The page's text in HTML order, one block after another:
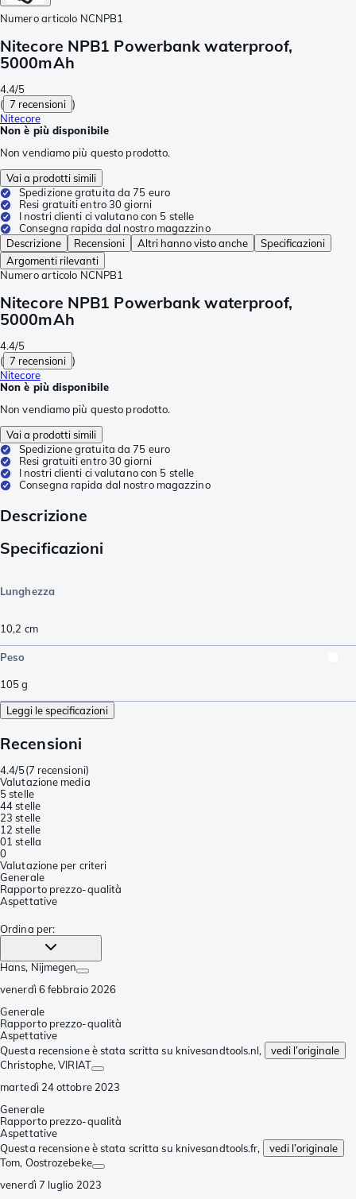
Numero articolo NCNPB1
Nitecore NPB1 Powerbank waterproof,
5000mAh
4.4/5
( 7 recensioni )
Nitecore
Non è più disponibile
Non vendiamo più questo prodotto.
Vai a prodotti simili
Spedizione gratuita da 75 euro
Resi gratuiti entro 30 giorni
I nostri clienti ci valutano con 5 stelle
Consegna rapida dal nostro magazzino
Descrizione
Recensioni Altri hanno visto anche
Specificazioni
Argomenti rilevanti
Numero articolo NCNPB1
Nitecore NPB1 Powerbank waterproof,
5000mAh
4.4/5
( 7 recensioni )
Nitecore
Non è più disponibile
Non vendiamo più questo prodotto.
Vai a prodotti simili
Spedizione gratuita da 75 euro
Resi gratuiti entro 30 giorni
I nostri clienti ci valutano con 5 stelle
Consegna rapida dal nostro magazzino
Descrizione
Specificazioni
Lunghezza
10,2 cm
Peso
105g
Leggi le specificazioni
Recensioni
4.4/5(7 recensioni)
Valutazione media
5 stelle
44 stelle
23 stelle
1 2 stelle
01 stella
0
Valutazione per criteri
Generale
Rapporto prezzo-qualità
Aspettative
Ordina per:
Hans, Nijmegen
venerdì 6 febbraio 2026
Generale
Rapporto prezzo-qualità
Aspettative
Questa recensione è stata scritta su knivesandtools.nl,
vedi l’originale
Christophe, VIRIAT
martedì 24 ottobre 2023
Generale
Rapporto prezzo-qualità
Aspettative
Questa recensione è stata scritta su knivesandtools.fr,
vedi l’originale
Tom, Oostrozebeke
venerdì 7 luglio 2023